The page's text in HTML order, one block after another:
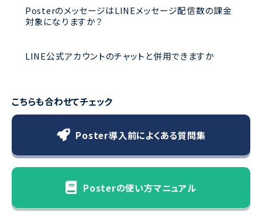
PosterのメッセージはLINEメッセージ配信数の課金
対象になりますか？
LINE公式アカウントのチャットと併用できますか
こちらも合わせてチェック
Poster導入前によくある質問集
Posterの使い方マニュアル